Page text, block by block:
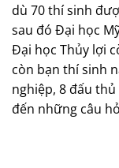
dù 70 thí sinh
sau đó Đại học
Đại học Thủy lợi
còn bạn thí sinh
nghiệp, 8 đấu
đến những câu